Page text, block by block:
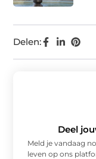
Delen:
Deel
Meld je vandaag
leven op ons